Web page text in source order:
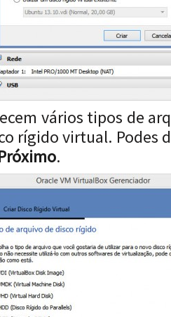
vários tipos de
rígido virtual. Podes
.